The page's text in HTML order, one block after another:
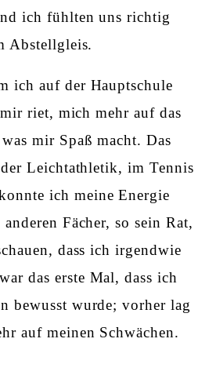
ich fühlten uns richtig
Abstellgleis.
ich auf der Hauptschule
riet, mich mehr auf das
mir Spaß macht. Das
Leichtathletik, im Tennis
ich meine Energie
Fächer, so sein Rat,
dass ich irgendwie
das erste Mal, dass ich
bewusst wurde; vorher lag
auf meinen Schwächen.